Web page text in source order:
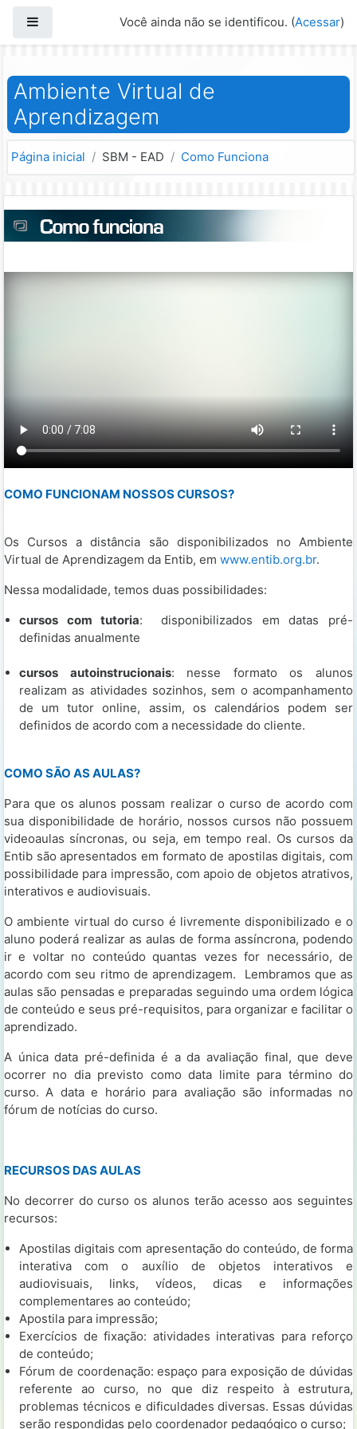
Você ainda não se identificou. (Acessar)
Ambiente Virtual de
Aprendizagem
Página inicial SBM - EAD Como Funciona
COMO FUNCIONAM NOSSOS CURSOS?
Os Cursos a distância são disponibilizados no Ambiente
Virtual de Aprendizagem da Entib, em www.entib.org.br.
Nessa modalidade, temos duas possibilidades:
cursos com tutoria: disponibilizados em datas pré-
definidas anualmente
cursos autoinstrucionais: nesse formato os alunos
realizam as atividades sozinhos, sem o acompanhamento
de um tutor online, assim, os calendários podem ser
definidos de acordo com a necessidade do cliente.
COMO SÃO AS AULAS?
Para que os alunos possam realizar o curso de acordo com
sua disponibilidade de horário, nossos cursos não possuem
videoaulas síncronas, ou seja, em tempo real. Os cursos da
Entib são apresentados em formato de apostilas digitais, com
possibilidade para impressão, com apoio de objetos atrativos,
interativos e audiovisuais.
O ambiente virtual do curso é livremente disponibilizado e o
aluno poderá realizar as aulas de forma assíncrona, podendo
ir e voltar no conteúdo quantas vezes for necessário, de
acordo com seu ritmo de aprendizagem. Lembramos que as
aulas são pensadas e preparadas seguindo uma ordem lógica
de conteúdo e seus pré-requisitos, para organizar e facilitar o
aprendizado.
A única data pré-definida é a da avaliação final, que deve
ocorrer no dia previsto como data limite para término do
curso. A data e horário para avaliação são informadas no
fórum de notícias do curso.
RECURSOS DAS AULAS
No decorrer do curso os alunos terão acesso aos seguintes
recursos:
Apostilas digitais com apresentação do conteúdo, de forma
interativa com o auxílio de objetos interativos e
audiovisuais, links, vídeos, dicas e informações
complementares ao conteúdo;
Apostila para impressão;
Exercícios de fixação: atividades interativas para reforço
de conteúdo;
Fórum de coordenação: espaço para exposição de dúvidas
referente ao curso, no que diz respeito à estrutura,
problemas técnicos e dificuldades diversas. Essas dúvidas
serão respondidas pelo coordenador pedagógico o curso;